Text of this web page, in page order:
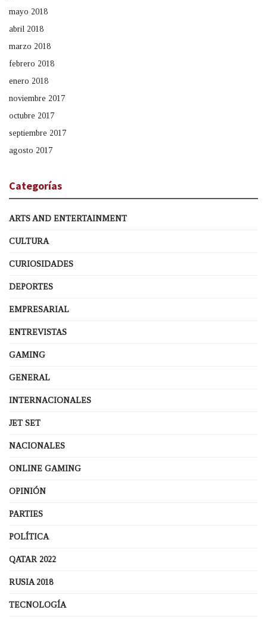
mayo 2018
abril 2018
marzo 2018
febrero 2018
enero 2018
noviembre 2017
octubre 2017
septiembre 2017
agosto 2017
Categorías
ARTS AND ENTERTAINMENT
CULTURA
CURIOSIDADES
DEPORTES
EMPRESARIAL
ENTREVISTAS
GAMING
GENERAL
INTERNACIONALES
JET SET
NACIONALES
ONLINE GAMING
OPINIÓN
PARTIES
POLÍTICA
QATAR 2022
RUSIA 2018
TECNOLOGÍA